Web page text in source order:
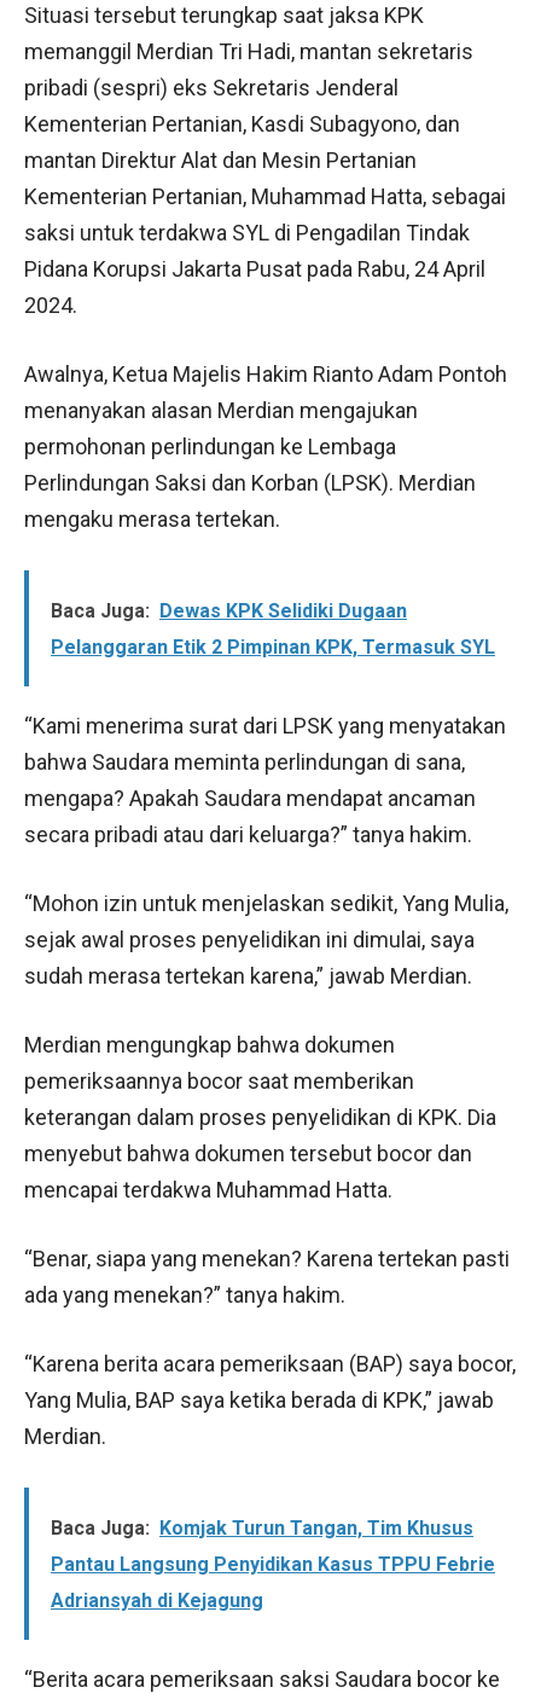
Situasi tersebut terungkap saat jaksa KPK
memanggil Merdian Tri Hadi, mantan sekretaris
pribadi (sespri) eks Sekretaris Jenderal
Kementerian Pertanian, Kasdi Subagyono, dan
mantan Direktur Alat dan Mesin Pertanian
Kementerian Pertanian, Muhammad Hatta, sebagai
saksi untuk terdakwa SYL di Pengadilan Tindak
Pidana Korupsi Jakarta Pusat pada Rabu, 24 April
2024.
Awalnya, Ketua Majelis Hakim Rianto Adam Pontoh
menanyakan alasan Merdian mengajukan
permohonan perlindungan ke Lembaga
Perlindungan Saksi dan Korban (LPSK). Merdian
mengaku merasa tertekan.
Baca Juga: Dewas KPK Selidiki Dugaan
Pelanggaran Etik 2 Pimpinan KPK, Termasuk SYL
“Kami menerima surat dari LPSK yang menyatakan
bahwa Saudara meminta perlindungan di sana,
mengapa? Apakah Saudara mendapat ancaman
secara pribadi atau dari keluarga?” tanya hakim.
“Mohon izin untuk menjelaskan sedikit, Yang Mulia,
sejak awal proses penyelidikan ini dimulai, saya
sudah merasa tertekan karena,” jawab Merdian.
Merdian mengungkap bahwa dokumen
pemeriksaannya bocor saat memberikan
keterangan dalam proses penyelidikan di KPK. Dia
menyebut bahwa dokumen tersebut bocor dan
mencapai terdakwa Muhammad Hatta.
“Benar, siapa yang menekan? Karena tertekan pasti
ada yang menekan?” tanya hakim.
“Karena berita acara pemeriksaan (BAP) saya bocor,
Yang Mulia, BAP saya ketika berada di KPK,” jawab
Merdian.
Baca Juga: Komjak Turun Tangan, Tim Khusus
Pantau Langsung Penyidikan Kasus TPPU Febrie
Adriansyah di Kejagung
“Berita acara pemeriksaan saksi Saudara bocor ke